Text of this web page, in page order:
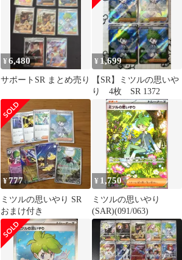
¥6,480
サポートSR まとめ売り
¥ 1,699
【SR】ミツルの思いや
り 4枚 SR 1372
¥777
ミツルの思いやり SR
おまけ付き
¥ 1,750
ミツルの思いやり
(SAR)(091/063)